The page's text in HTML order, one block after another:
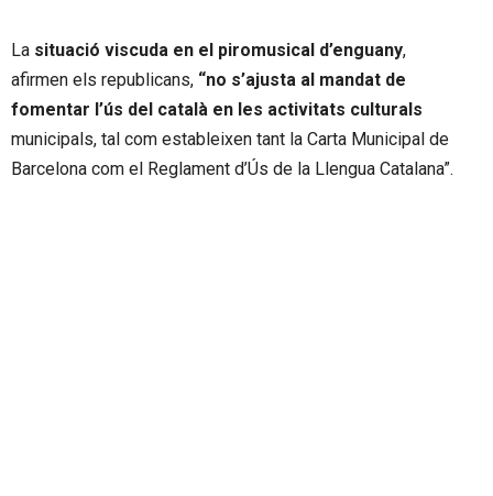
La situació viscuda en el piromusical d’enguany,
afirmen els republicans, “no s’ajusta al mandat de
fomentar l’ús del català en les activitats culturals
municipals, tal com estableixen tant la Carta Municipal de
Barcelona com el Reglament d’Ús de la Llengua Catalana”.